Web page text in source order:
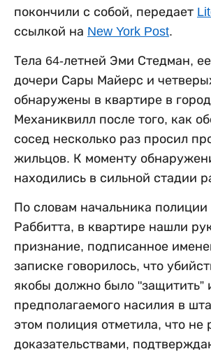
покончили с собой, передает
ссылкой на New York Post.
Тела 64-летней Эми Стедман,
дочери Сары Майерс и
обнаружены в квартире в
Механиквилл после того, как
сосед несколько раз просил
жильцов. К моменту
находились в сильной стадии
По словам начальника полиции
Раббитта, в квартире нашли
признание, подписанное
записке говорилось, что
якобы должно было "защитить”
предполагаемого насилия в
этом полиция отметила, что не
доказательствами,